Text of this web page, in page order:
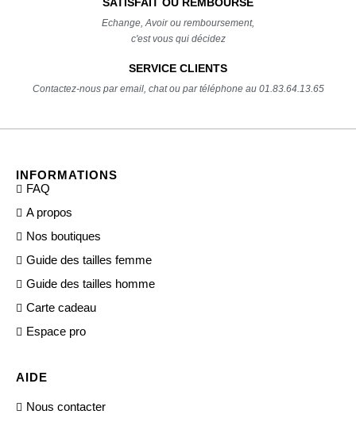
Echange, Avoir ou remboursement,
c'est vous qui décidez
SERVICE CLIENTS
Contactez-nous par email, chat ou par téléphone au 01.83.64.13.65
INFORMATIONS
FAQ
A propos
Nos boutiques
Guide des tailles femme
Guide des tailles homme
Carte cadeau
Espace pro
AIDE
Nous contacter